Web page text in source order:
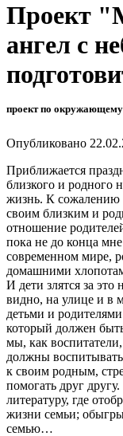
Проект
ангел с
проект по окружающему
Опубликовано
Приближается
близкого и родного
жизнь. К сожалению
своим близким и
отношение
пока не до конца
современном мире,
домашними
И дети злятся за
видно, на улице и в
детьми и
который должен
мы, как
должны
к своим родным,
помогать друг
литературу, где
жизни семьи;
семью…